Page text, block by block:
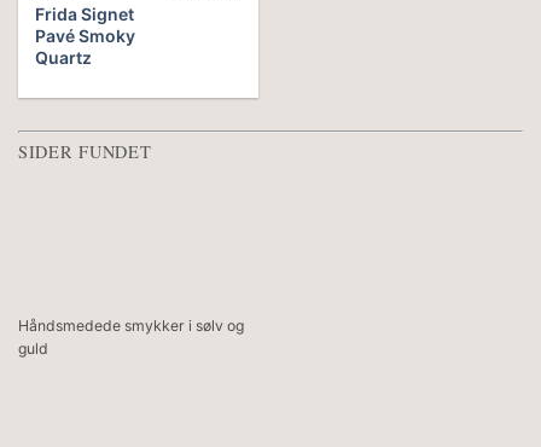
Frida Signet
Pavé Smoky
Quartz
SIDER FUNDET
Håndsmedede smykker i sølv og
guld